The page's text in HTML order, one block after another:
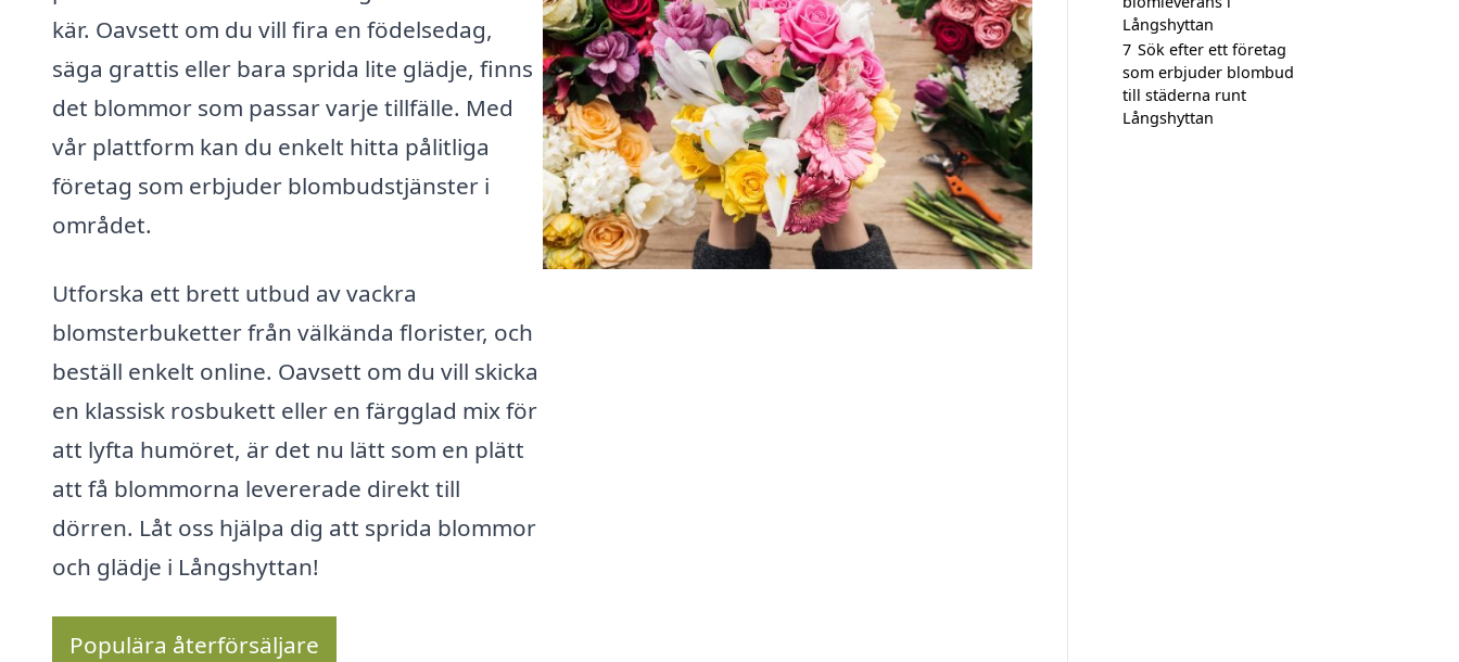
kär. Oavsett om du vill fira en födelsedag,
säga grattis eller bara sprida lite glädje, finns
det blommor som passar varje tillfälle. Med
vår plattform kan du enkelt hitta pålitliga
företag som erbjuder blombudstjänster i
området.
Utforska ett brett utbud av vackra
blomsterbuketter från välkända florister, och
beställ enkelt online. Oavsett om du vill skicka
en klassisk rosbukett eller en färgglad mix för
att lyfta humöret, är det nu lätt som en plätt
att få blommorna levererade direkt till
dörren. Låt oss hjälpa dig att sprida blommor
och glädje i Långshyttan!
Populära återförsäljare
Långshyttan
7 Sök efter ett företag
som erbjuder blombud
till städerna runt
Långshyttan